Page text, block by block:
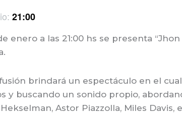
21:00
enero a las 21:00 hs se presenta
brindará un espectáculo en el
y buscando un sonido propio,
Astor Piazzolla, Miles Davis,